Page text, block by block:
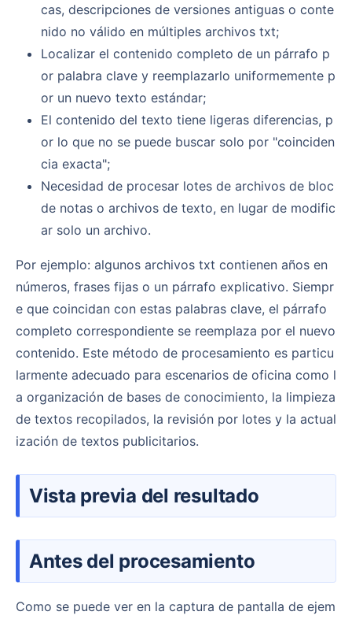
cas, descripciones de versiones antiguas o conte
nido no válido en múltiples archivos txt;
Localizar el contenido completo de un párrafo p
or palabra clave y reemplazarlo uniformemente p
or un nuevo texto estándar;
El contenido del texto tiene ligeras diferencias, p
or lo que no se puede buscar solo por "coinciden
cia exacta";
Necesidad de procesar lotes de archivos de bloc
de notas o archivos de texto, en lugar de modific
ar solo un archivo.
Por ejemplo: algunos archivos txt contienen años en
números, frases fijas o un párrafo explicativo. Siempr
e que coincidan con estas palabras clave, el párrafo
completo correspondiente se reemplaza por el nuevo
contenido. Este método de procesamiento es particu
larmente adecuado para escenarios de oficina como l
a organización de bases de conocimiento, la limpieza
de textos recopilados, la revisión por lotes y la actual
ización de textos publicitarios.
Vista previa del resultado
Antes del procesamiento
Como se puede ver en la captura de pantalla de ejem